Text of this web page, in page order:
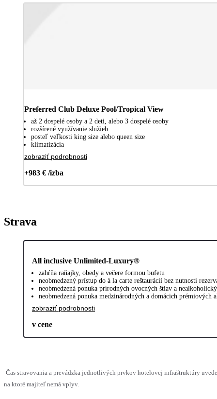
Preferred Club Deluxe Pool/Tropical View
až 2 dospelé osoby a 2 deti, alebo 3 dospelé osoby
rozšírené využívanie služieb
posteľ veľkosti king size alebo queen size
klimatizácia
zobraziť podrobnosti
+983 € /izba
Strava
All inclusive Unlimited-Luxury®
zahŕňa raňajky, obedy a večere formou bufetu
neobmedzený prístup do à la carte reštaurácií bez nutnosti
neobmedzená ponuka prírodných ovocných štiav a
neobmedzená ponuka medzinárodných a domácich prémiových
zobraziť podrobnosti
v cene
Čas stravovania a prevádzka jednotlivých prvkov hotelovej infraštruktúry
na ktoré majiteľ nemá vplyv.